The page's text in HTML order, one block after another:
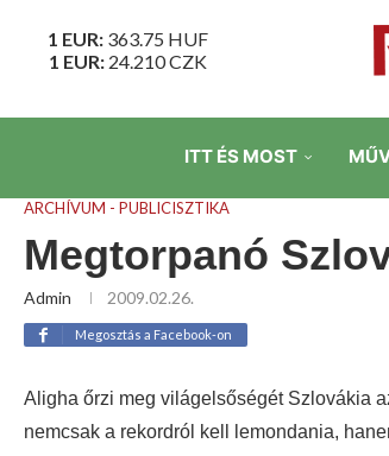
1 EUR: 363.75 HUF
1 EUR: 24.210CZK
ITT ÉS MOST
ARCHÍVUM - PUBLICISZTIKA
Megtorpanó
Admin 2009.02.26.
Megosztás a Facebook-on
Aligha őrzi meg világelsőségét Szlovákia
nemcsak a rekordról kell lemondania,